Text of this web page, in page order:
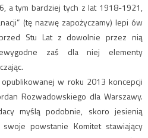
a tym bardziej tych z lat 1918-1921,
(tę nazwę zapożyczamy) lepi ów
Stu Lat z dowolnie przez nią
zaś dla niej elementy
w roku 2013 koncepcji
Rozwadowskiego dla Warszawy.
myślą podobnie, skoro jesienią
powstanie Komitet stawiający